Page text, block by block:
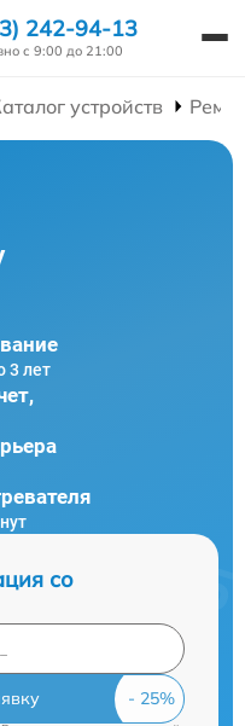
242-94-13
с 9:00 до 21:00
устройств
3 лет
со